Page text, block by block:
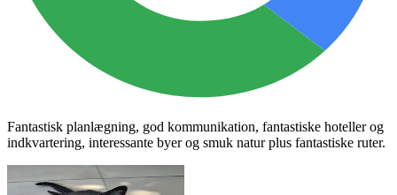
Fantastisk planlægning, god kommunikation, fantastiske hoteller og
indkvartering, interessante byer og smuk natur plus fantastiske ruter.